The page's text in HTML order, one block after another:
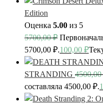
Edition
Оценка 5.00 из 5
5700,00₽
5700,00 ₽.100,00 ₽
STRANDING 4500,00
составляла 4500,00 ₽.